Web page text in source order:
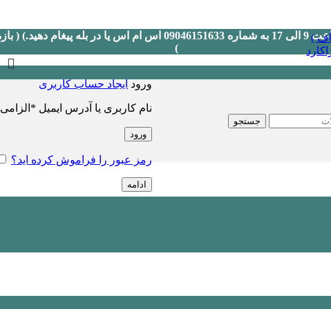
)
جستجو
ورود ایجاد حساب کاربری
نام کاربری یا آدرس ایمیل * الزامی
ورود
رمز عبور را فراموش کرده اید؟
ادامه
)